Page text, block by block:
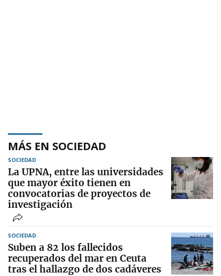
MÁS EN SOCIEDAD
SOCIEDAD
La UPNA, entre las universidades
que mayor éxito tienen en
convocatorias de proyectos de
investigación
SOCIEDAD
Suben a 82 los fallecidos
recuperados del mar en Ceuta
tras el hallazgo de dos cadáveres